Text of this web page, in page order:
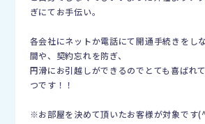
ぎにてお手伝い。
各会社にネットか電話にて開通手続きをし
間や、契約忘れを防ぎ、
円滑にお引越しができるのでとても喜ばれ
つです！！
※お部屋を決めて頂いたお客様が対象です